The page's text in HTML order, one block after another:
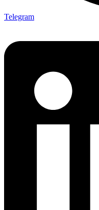
Telegram